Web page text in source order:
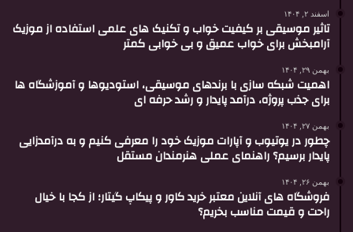
اسفند ۲, ۱۴۰۴
تاثیر موسیقی بر کیفیت خواب و تکنیک های علمی استفاده از موزیک
آرامبخش برای خواب عمیق و بی خوابی کمتر
بهمن ۲۹, ۱۴۰۴
اهمیت شبکه سازی با برندهای موسیقی، استودیوها و آموزشگاه ها
برای جذب پروژه، درآمد پایدار و رشد حرفه ای
بهمن ۲۷, ۱۴۰۴
چطور در یوتیوب و آپارات موزیک خود را معرفی کنیم و به درآمدزایی
پایدار برسیم؟ راهنمای عملی هنرمندان مستقل
بهمن ۲۶, ۱۴۰۴
فروشگاه های آنلاین معتبر خرید کاور و پیکاپ گیتار؛ از کجا با خیال
راحت و قیمت مناسب بخریم؟